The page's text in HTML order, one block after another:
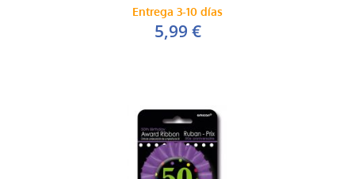
Entrega 3-10 días
5,99 €